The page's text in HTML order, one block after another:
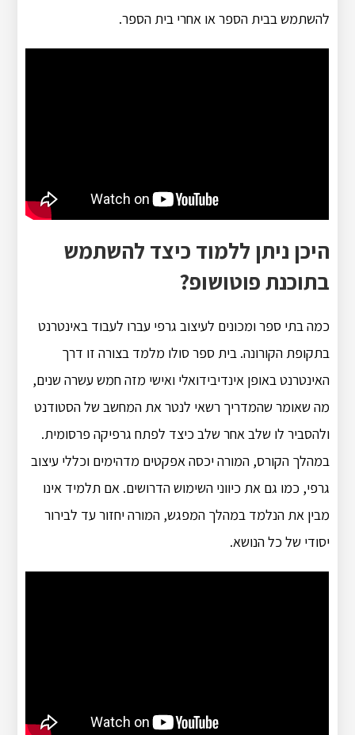
להשתמש בבית הספר או אחרי בית הספר.
היכן ניתן ללמוד כיצד להשתמש
בתוכנת פוטושופ?
כמה בתי ספר ומכונים לעיצוב גרפי עברו לעבוד באינטרנט
בתקופת הקורונה. בית ספר סולו מלמד בצורה זו דרך
האינטרנט באופן אינדיבידואלי ואישי מזה חמש עשרה שנים,
מה שאומר שהמדריך רשאי לנטר את המחשב של הסטודנט
ולהסביר לו שלב אחר שלב כיצד לפתח גרפיקה פרסומית.
במהלך הקורס, המורה יכסה אפקטים מדהימים וכללי עיצוב
גרפי, כמו גם את כיווני השימוש הדרושים. אם תלמיד אינו
מבין את הנלמד במהלך המפגש, המורה יחזור עד לבירור
יסודי של כל הנושא.